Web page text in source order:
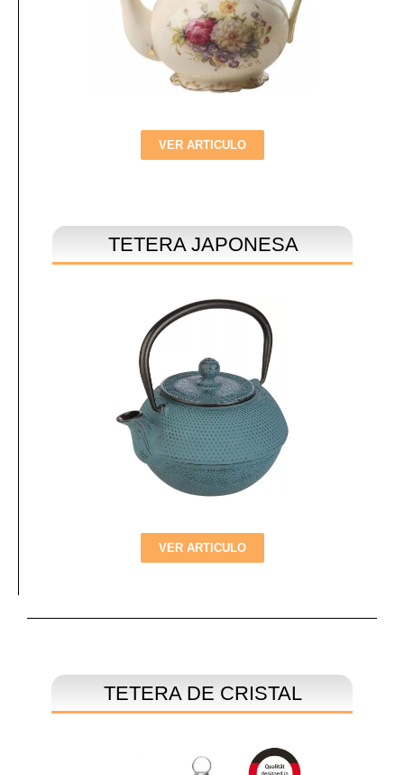
VER ARTICULO
TETERA JAPONESA
VER ARTICULO
TETERA DE CRISTAL